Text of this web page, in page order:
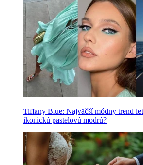
Tiffany Blue: Najväčší módny trend
ikonickú pastelovú modrú?